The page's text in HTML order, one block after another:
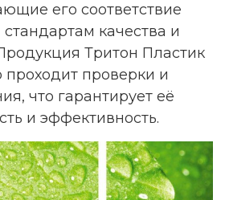
его соответствие
качества и
Тритон Пластик
проходит проверки и
что гарантирует её
и эффективность.